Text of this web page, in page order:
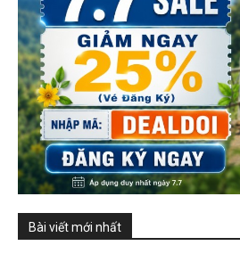
Bài viết mới nhất